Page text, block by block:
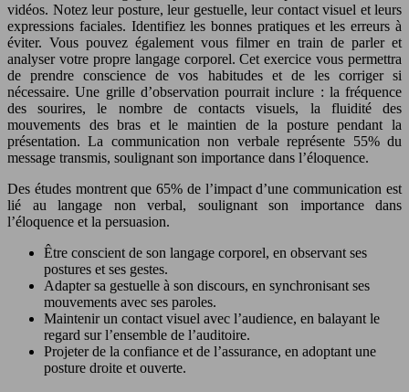
vidéos. Notez leur posture, leur gestuelle, leur contact visuel et leurs
expressions faciales. Identifiez les bonnes pratiques et les erreurs à
éviter. Vous pouvez également vous filmer en train de parler et
analyser votre propre langage corporel. Cet exercice vous permettra
de prendre conscience de vos habitudes et de les corriger si
nécessaire. Une grille d’observation pourrait inclure : la fréquence
des sourires, le nombre de contacts visuels, la fluidité des
mouvements des bras et le maintien de la posture pendant la
présentation. La communication non verbale représente 55% du
message transmis, soulignant son importance dans l’éloquence.
Des études montrent que 65% de l’impact d’une communication est
lié au langage non verbal, soulignant son importance dans
l’éloquence et la persuasion.
Être conscient de son langage corporel, en observant ses
postures et ses gestes.
Adapter sa gestuelle à son discours, en synchronisant ses
mouvements avec ses paroles.
Maintenir un contact visuel avec l’audience, en balayant le
regard sur l’ensemble de l’auditoire.
Projeter de la confiance et de l’assurance, en adoptant une
posture droite et ouverte.